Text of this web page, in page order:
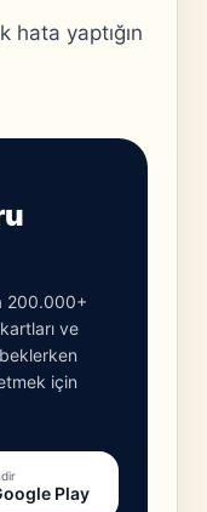
hata yaptığın
200.000+
ve
için
Play